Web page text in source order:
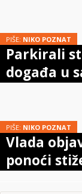
PIŠE: NIKO POZNAT
Parkirali
događa u
PIŠE: NIKO POZNAT
Vlada
ponoći